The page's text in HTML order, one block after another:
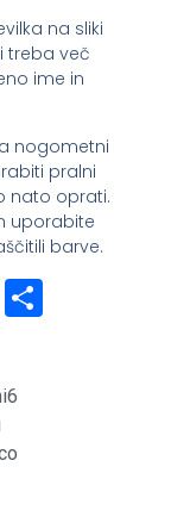
na sliki
treba več
ime in
nogometni
pralni
nato oprati.
uporabite
barve.
Reddit